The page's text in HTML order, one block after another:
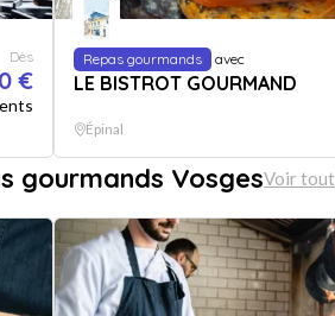
Dès
€
Repas gourmands avec
LE BISTROT GOURMAND
Épinal
gourmands VosgesVoir tout